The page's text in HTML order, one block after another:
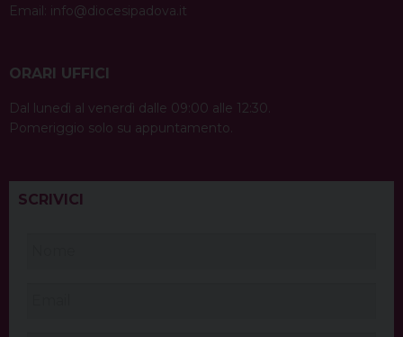
Email: info@diocesipadova.it
ORARI UFFICI
Dal lunedì al venerdì dalle 09:00 alle 12:30.
Pomeriggio solo su appuntamento.
SCRIVICI